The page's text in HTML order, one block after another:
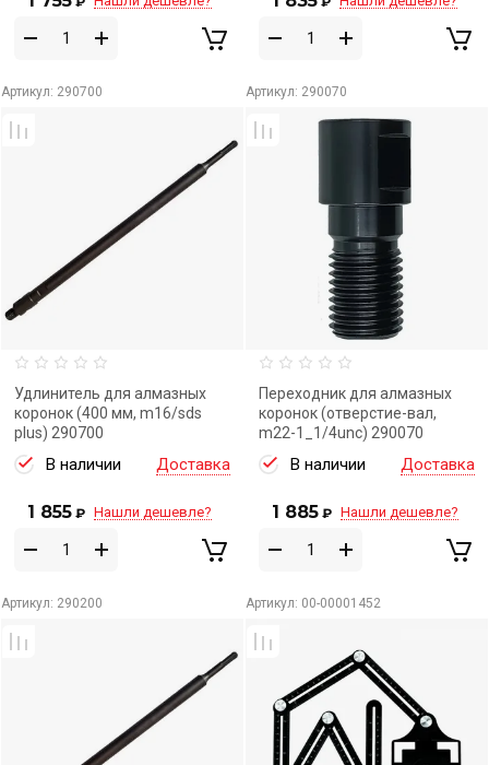
Артикул: 290700
Удлинитель для алмазных
коронок (400 мм, m16/sds
plus) 290700
В наличии Доставка
1 855 ₽ Нашли дешевле?
Артикул: 290070
Переходник для алмазных
коронок (отверстие-вал,
m22-1_1/4unc) 290070
В наличии Доставка
1 885 ₽ Нашли дешевле?
Артикул: 290200 Артикул: 00-00001452